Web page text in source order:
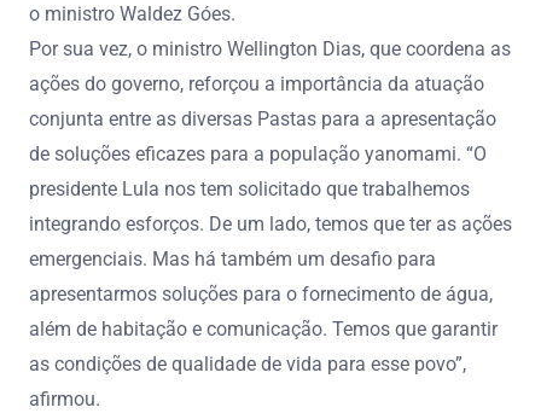
o ministro Waldez Góes.
Por sua vez, o ministro Wellington Dias, que coordena as
ações do governo, reforçou a importância da atuação
conjunta entre as diversas Pastas para a apresentação
de soluções eficazes para a população yanomami. “O
presidente Lula nos tem solicitado que trabalhemos
integrando esforços. De um lado, temos que ter as ações
emergenciais. Mas há também um desafio para
apresentarmos soluções para o fornecimento de água,
além de habitação e comunicação. Temos que garantir
as condições de qualidade de vida para esse povo”,
afirmou.